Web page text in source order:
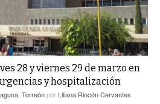
GALLITO
28 y viernes 29 de marzo en
y hospitalización
Torreónpor Liliana Rincón Cervantes